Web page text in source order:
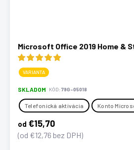
Microsoft Office 2019 Home &
VARIANTA
SKLADOM KÓD: 79G-05018
Telefonická aktivácia Konto
od €15,70
(od €12,76 bez DPH)